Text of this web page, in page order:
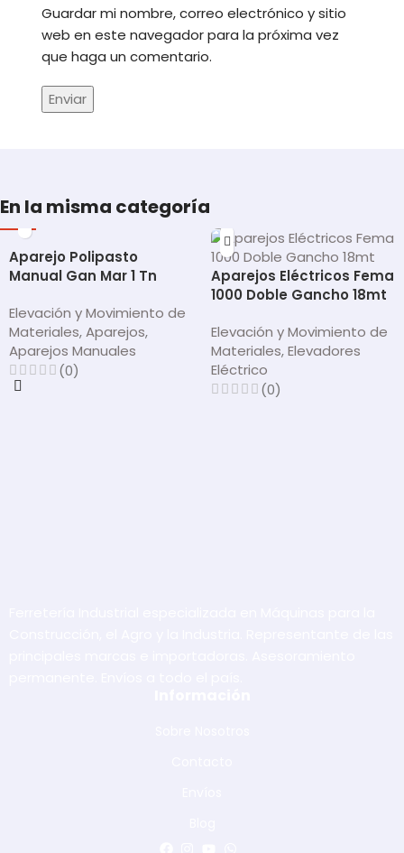
Guardar mi nombre, correo electrónico y sitio
web en este navegador para la próxima vez
que haga un comentario.
En la misma categoría
Aparejo Polipasto
Manual Gan Mar 1 Tn
Elevación y Movimiento de
Materiales,Aparejos,
Aparejos Manuales
(0)
Aparejos Eléctricos Fema
1000 Doble Gancho 18mt
Elevación y Movimiento de
Materiales,Elevadores
Eléctrico
(0)